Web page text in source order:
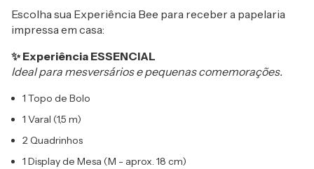
Escolha sua Experiência Bee para receber a papelaria
impressa em casa:
✨ Experiência ESSENCIAL
Ideal para mesversários e pequenas comemorações.
1 Topo de Bolo
1 Varal (1,5 m)
2 Quadrinhos
1 Display de Mesa (M - aprox. 18 cm)